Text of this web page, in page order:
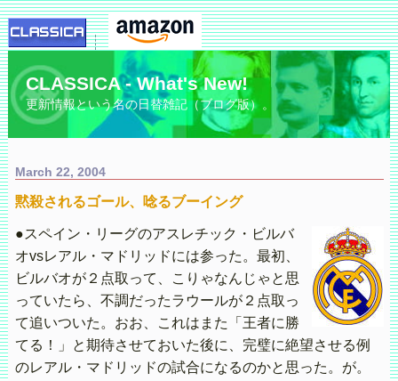
CLASSICA - What's New!
更新情報という名の日替雑記（ブログ版）。
March 22, 2004
黙殺されるゴール、唸るブーイング
●スペイン・リーグのアスレチック・ビルバ
オvsレアル・マドリッドには参った。最初、
ビルバオが２点取って、こりゃなんじゃと思
っていたら、不調だったラウールが２点取っ
て追いついた。おお、これはまた「王者に勝
てる！」と期待させておいた後に、完璧に絶望させる例
のレアル・マドリッドの試合になるのかと思った。が。